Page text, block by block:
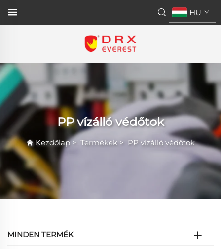
HU
PP vízálló védőtok
Kezdőlap> Termékek> PP vízálló védőtok
MINDEN TERMÉK